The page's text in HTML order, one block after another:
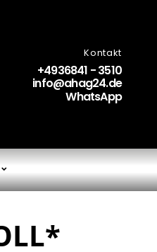
Kontakt
+4936841 - 3510
info@ahag24.de
WhatsApp